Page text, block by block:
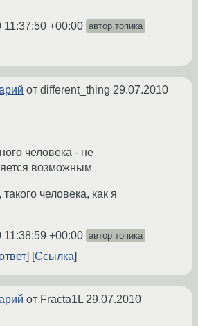
11:37:50 +00:00 автор топика
от different_thing 29.07.2010
человека - не
возможным
человека, как я
11:38:59 +00:00 автор топика
Ссылка
от Fracta1L 29.07.2010